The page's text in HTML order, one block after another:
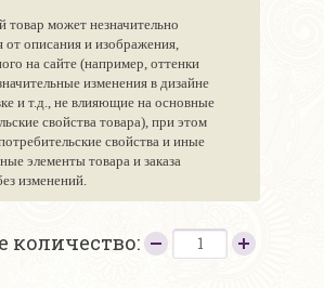
товар может незначительно
от описания и изображения,
на сайте (например, оттенки
изменения в дизайне
и т.д., не влияющие на основные
свойства товара), при этом
свойства и иные
элементы товара и заказа
изменений.
количество: